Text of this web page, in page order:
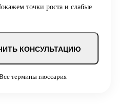
точки роста и слабые
КОНСУЛЬТАЦИЮ
термины глоссария